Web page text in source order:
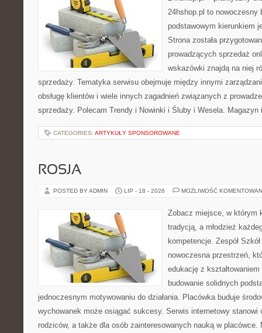
24hshop.pl to nowoczesny
podstawowym kierunkiem
Strona została
prowadzących sprzedaż
wskazówki znajdą na niej
sprzedaży. Tematyka serwisu obejmuje między innymi
obsługę klientów i wiele innych zagadnień związanych z
sprzedaży. Polecam Trendy i Nowinki i Śluby i Wesela.
CATEGORIES: ARTYKUŁY SPONSOROWANE
ROSJA
POSTED BY ADMIN LIP - 18 - 2026 MOŻLIWOŚĆ
Zobacz miejsce, w którym
tradycją, a młodzież
kompetencje. Zespół
nowoczesna przestrzeń,
edukację z
budowanie solidnych
jednoczesnym motywowaniu do działania. Placówka buduje
wychowanek może osiągać sukcesy. Serwis internetowy stanowi
rodziców, a także dla osób zainteresowanych nauką w